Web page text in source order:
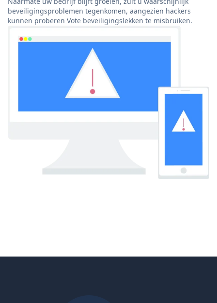
beveiligingsproblemen tegenkomen, aangezien hackers
kunnen proberen Vote beveiligingslekken te misbruiken.